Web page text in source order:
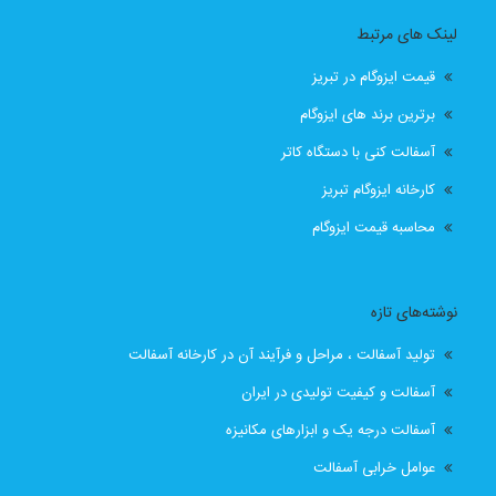
بهترین ایزوگام در تبریز
قیمت انواع ایزوگام در تبریز
قیمت ایزوگام آذربام حفاظ
قیمت ایزوگام تبریز
قیمت بهترین ایزوگام
لیست قیمت ایزوگام تبریز
لیست قیمت ایزوگام در تبریز
لینک های مرتبط
قیمت ایزوگام در تبریز
برترین برند های ایزوگام
آسفالت کنی با دستگاه کاتر
کارخانه ایزوگام تبریز
محاسبه قیمت ایزوگام
نوشته‌های تازه
تولید آسفالت ، مراحل و فرآیند آن در کارخانه آسفالت
آسفالت و کیفیت تولیدی در ایران
آسفالت درجه یک و ابزارهای مکانیزه
عوامل خرابی آسفالت